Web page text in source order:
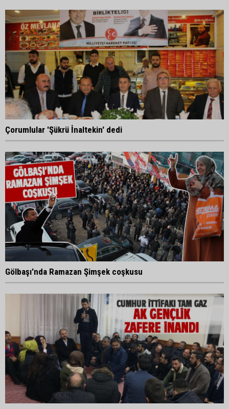
Çorumlular 'Şükrü İnaltekin' dedi
Gölbaşı'nda Ramazan Şimşek coşkusu